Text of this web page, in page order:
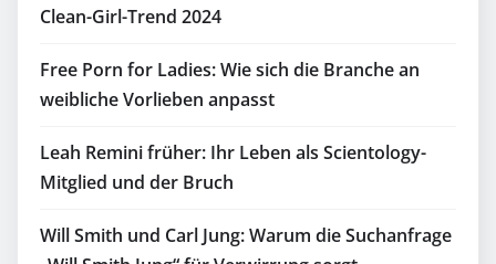
Clean-Girl-Trend 2024
Free Porn for Ladies: Wie sich die Branche an
weibliche Vorlieben anpasst
Leah Remini früher: Ihr Leben als Scientology-
Mitglied und der Bruch
Will Smith und Carl Jung: Warum die Suchanfrage